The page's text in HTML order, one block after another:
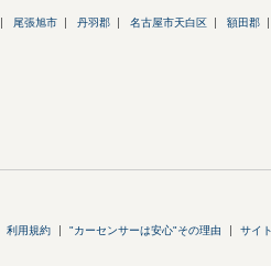
尾張旭市 丹羽郡 名古屋市天白区 額田郡
利用規約 "カーセンサーは安心"その理由 サイ